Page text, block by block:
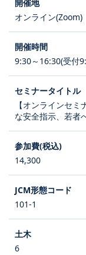
オンライン(Zoom)
9:30～16:30(受付
【オンラインセ
な安全指示、若者
14,300
101-1
6